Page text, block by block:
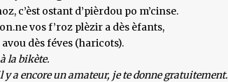
c’èst ostant d’pièrdou po m’cinse.
vos f’roz plèzir a dès èfants,
avou dès féves (haricots).
la bikète.
y a encore un amateur, je te donne gratuitement.